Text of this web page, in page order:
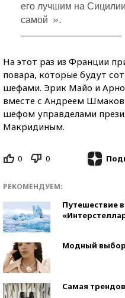
его лучшим на
самой ».
На этот раз из Франции
повара, которые будут
шефами. Эрик Майо и Арно
вместе с Андреем
шефом управделами
Макридиным.
0 0
РЕКОМЕНДУЕМ:
Путешествие
Модный выбор:
Самая